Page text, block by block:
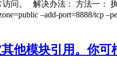
问。 解决办法： 方法一：
–add-port=8888/tcp
他模块引用。你